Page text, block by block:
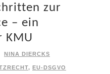
zur
– ein
KMU
NINA DIERCKS
, EU-DSGVO